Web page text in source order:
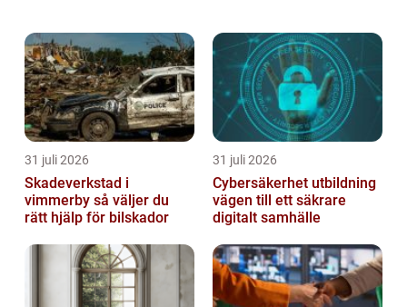
akuta problem och hjälpa till att planera
lån...
31 juli 2026
Skadeverkstad i
vimmerby så väljer du
rätt hjälp för bilskador
31 juli 2026
Cybersäkerhet utbildning
vägen till ett säkrare
digitalt samhälle